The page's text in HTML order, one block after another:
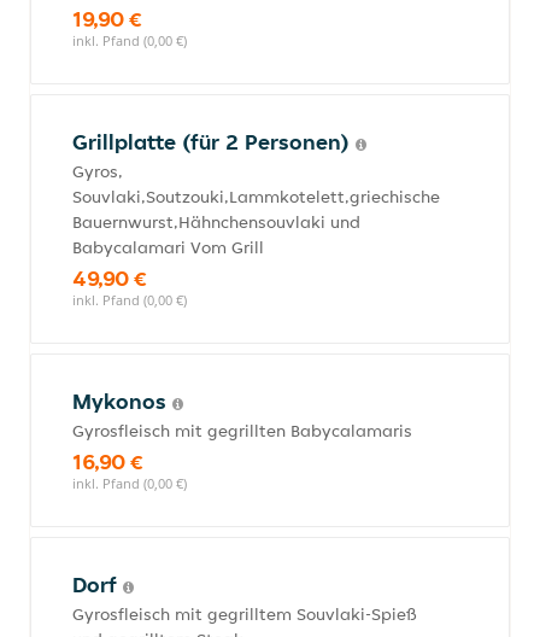
19,90 €
inkl. Pfand (0,00 €)
Grillplatte (für 2 Personen)
Gyros,
Souvlaki,Soutzouki,Lammkotelett,griechische
Bauernwurst,Hähnchensouvlaki und
Babycalamari Vom Grill
49,90 €
inkl. Pfand (0,00 €)
Mykonos
Gyrosfleisch mit gegrillten Babycalamaris
16,90 €
inkl. Pfand (0,00 €)
Dorf
Gyrosfleisch mit gegrilltem Souvlaki-Spieß